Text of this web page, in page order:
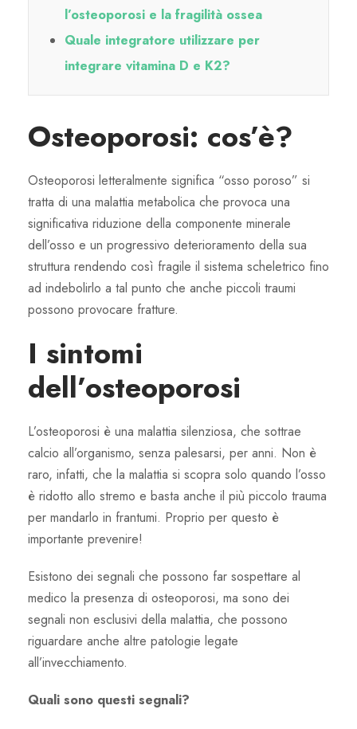
l’osteoporosi e la fragilità ossea
Quale integratore utilizzare per
integrare vitamina D e K2?
Osteoporosi: cos’è?
Osteoporosi letteralmente significa “osso poroso” si
tratta di una malattia metabolica che provoca una
significativa riduzione della componente minerale
dell’osso e un progressivo deterioramento della sua
struttura rendendo così fragile il sistema scheletrico fino
ad indebolirlo a tal punto che anche piccoli traumi
possono provocare fratture.
I sintomi
dell’osteoporosi
L’osteoporosi è una malattia silenziosa, che sottrae
calcio all’organismo, senza palesarsi, per anni. Non è
raro, infatti, che la malattia si scopra solo quando l’osso
è ridotto allo stremo e basta anche il più piccolo trauma
per mandarlo in frantumi. Proprio per questo è
importante prevenire!
Esistono dei segnali che possono far sospettare al
medico la presenza di osteoporosi, ma sono dei
segnali non esclusivi della malattia, che possono
riguardare anche altre patologie legate
all’invecchiamento.
Quali sono questi segnali?